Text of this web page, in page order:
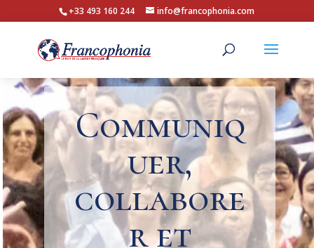
+33 493 160 244 info@francophonia.com
Communiq
uer,
collabore
r et